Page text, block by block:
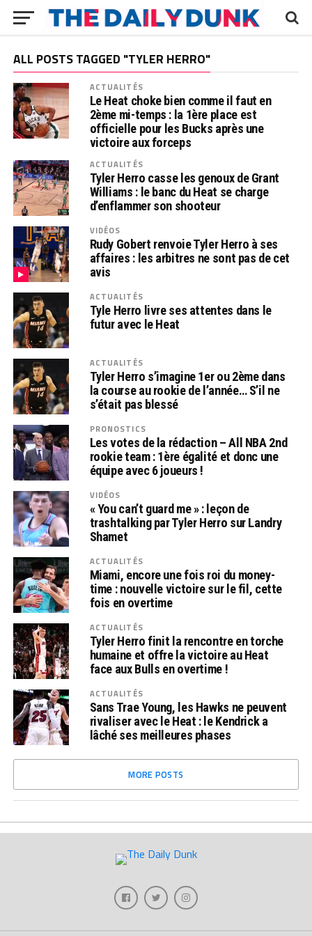
ALL POSTS TAGGED "TYLER HERRO"
ACTUALITÉS
Le Heat choke bien comme il faut en
2ème mi-temps : la 1ère place est
officielle pour les Bucks après une
victoire aux forceps
ACTUALITÉS
Tyler Herro casse les genoux de Grant
Williams : le banc du Heat se charge
d’enflammer son shooteur
VIDÉOS
Rudy Gobert renvoie Tyler Herro à ses
affaires : les arbitres ne sont pas de cet
avis
ACTUALITÉS
Tyle Herro livre ses attentes dans le
futur avec le Heat
ACTUALITÉS
Tyler Herro s’imagine 1er ou 2ème dans
la course au rookie de l’année… S’il ne
s’était pas blessé
PRONOSTICS
Les votes de la rédaction – All NBA 2nd
rookie team : 1ère égalité et donc une
équipe avec 6 joueurs !
VIDÉOS
« You can’t guard me » : leçon de
trashtalking par Tyler Herro sur Landry
Shamet
ACTUALITÉS
Miami, encore une fois roi du money-
time : nouvelle victoire sur le fil, cette
fois en overtime
ACTUALITÉS
Tyler Herro finit la rencontre en torche
humaine et offre la victoire au Heat
face aux Bulls en overtime !
ACTUALITÉS
Sans Trae Young, les Hawks ne peuvent
rivaliser avec le Heat : le Kendrick a
lâché ses meilleures phases
MORE POSTS